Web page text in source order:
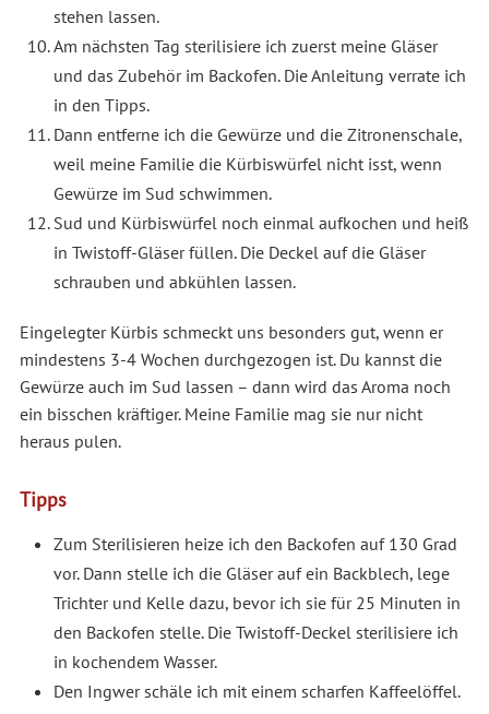
stehen lassen.
Am nächsten Tag sterilisiere ich zuerst meine Gläser
und das Zubehör im Backofen. Die Anleitung verrate ich
in den Tipps.
Dann entferne ich die Gewürze und die Zitronenschale,
weil meine Familie die Kürbiswürfel nicht isst, wenn
Gewürze im Sud schwimmen.
Sud und Kürbiswürfel noch einmal aufkochen und heiß
in Twistoff-Gläser füllen. Die Deckel auf die Gläser
schrauben und abkühlen lassen.
Eingelegter Kürbis schmeckt uns besonders gut, wenn er
mindestens 3-4 Wochen durchgezogen ist. Du kannst die
Gewürze auch im Sud lassen – dann wird das Aroma noch
ein bisschen kräftiger. Meine Familie mag sie nur nicht
heraus pulen.
Tipps
Zum Sterilisieren heize ich den Backofen auf 130 Grad
vor. Dann stelle ich die Gläser auf ein Backblech, lege
Trichter und Kelle dazu, bevor ich sie für 25 Minuten in
den Backofen stelle. Die Twistoff-Deckel sterilisiere ich
in kochendem Wasser.
Den Ingwer schäle ich mit einem scharfen Kaffeelöffel.